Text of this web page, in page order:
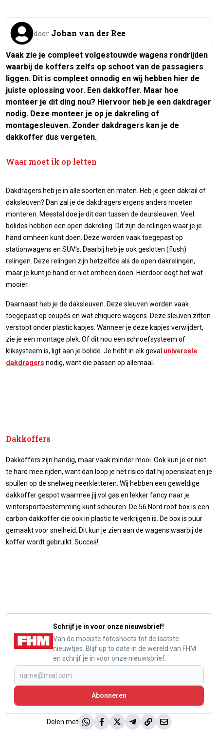
door Johan van der Ree
Vaak zie je compleet volgestouwde wagens rondrijden
waarbij de koffers zelfs op schoot van de passagiers
liggen. Dit is compleet onnodig en wij hebben hier de
juiste oplossing voor. Een dakkoffer. Maar hoe
monteer je dit ding nou? Hiervoor heb je een dakdrager
nodig. Deze monteer je op je dakreling of
montagesleuven. Zonder dakdragers kan je de
dakkoffer dus vergeten.
Waar moet ik op letten
Dakdragers heb je in alle soorten en maten. Heb je geen dakrail of
daksleuven? Dan zal je de dakdragers ergens anders moeten
monteren. Meestal doe je dit dan tussen de deursleuven. Veel
bolides hebben een open dakreling. Dit zijn de relingen waar je je
hand omheen kunt doen. Deze worden vaak toegepast op
stationwagens en SUV’s. Daarbij heb je ook gesloten (flush)
relingen. Deze relingen zijn hetzelfde als de open dakrelingen,
maar je kunt je hand er niet omheen doen. Hierdoor oogt het wat
mooier.
Daarnaast heb je de daksleuven. Deze sleuven worden vaak
toegepast op coupés en wat chiquere wagens. Deze sleuven zitten
verstopt onder plastic kapjes. Wanneer je deze kapjes verwijdert,
zie je een montage plek. Of dit nou een schroefsysteem of
kliksysteem is, ligt aan je bolide. Je hebt in elk geval universele
dakdragers nodig, want die passen op allemaal.
Dakkoffers
Dakkoffers zijn handig, maar vaak minder mooi. Ook kun je er niet
te hard mee rijden, want dan loop je het risico dat hij openslaat en je
spullen op de snelweg neerkletteren. Wij hebben een geweldige
dakkoffer gespot waarmee jij vol gas en lekker fancy naar je
wintersportbestemming kunt scheuren. De 56 Nord roof box is een
carbon dakkoffer die ook in plastic te verkrijgen is. De box is puur
gemaakt voor snelheid. Dit kun je zien aan de wagens waarbij de
koffer wordt gebruikt. Succes!
Schrijf je in voor onze nieuwsbrief!
Van de mooiste fotoshoots tot de laatste
nieuwtjes. Blijf up to date in de wereld van FHM
en schrijf je in voor onze nieuwsbrief.
Abonneren
Delen met